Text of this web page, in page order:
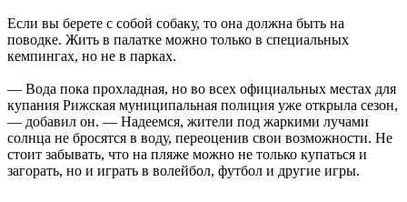
Если вы берете с собой собаку, то она должна быть на
поводке. Жить в палатке можно только в специальных
кемпингах, но не в парках.
— Вода пока прохладная, но во всех официальных местах для
купания Рижская муниципальная полиция уже открыла сезон,
— добавил он. — Надеемся, жители под жаркими лучами
солнца не бросятся в воду, переоценив свои возможности. Не
стоит забывать, что на пляже можно не только купаться и
загорать, но и играть в волейбол, футбол и другие игры.